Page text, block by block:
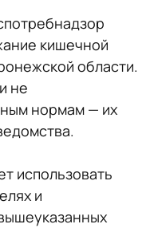
кишечной
области.
не
нормам — их
использовать
и